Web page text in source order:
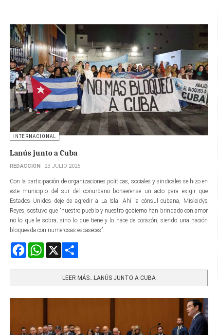
INTERNACIONAL
Lanús junto a Cuba
REDACCIÓN 23 JULIO 2026
Con la participación de organizaciones políticas, sociales y sindicales se hizo en
este municipio del sur del conurbano bonaerense un acto para exigir que
Estados Unidos deje de agredir a La Isla. Ahí la cónsul cubana, Misleidys
Reyes, sostuvo que “nuestro pueblo y nuestro gobierno han brindado con amor
no lo que le sobra, sino lo que tiene y lo hace de corazón, siendo una nación
bloqueada con numerosas escaseces”.
FacebookWhatsApp
LEER MÁS…LANÚS JUNTO A CUBA